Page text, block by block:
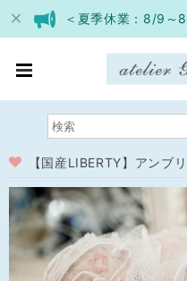
＜夏季休業：8/9～
【国産LIBERTY】アンブ